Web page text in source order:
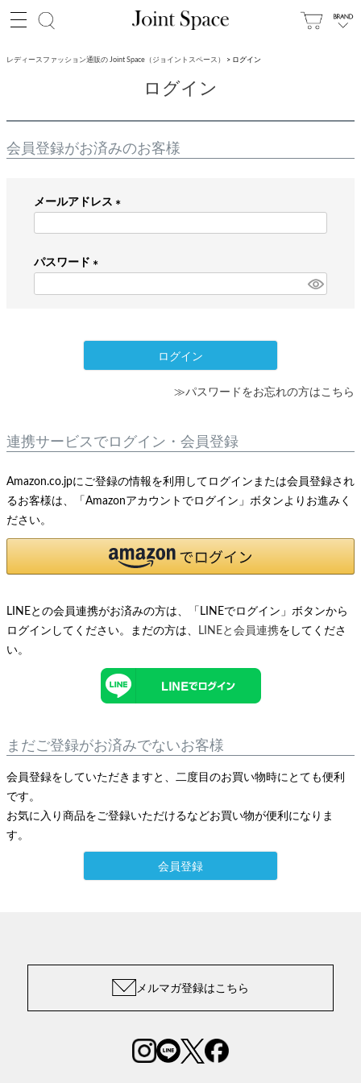
レディースファッション通販の Joint Space（ジョイントスペース） ログイン
ログイン
会員登録がお済みのお客様
メールアドレス
パスワード
ログイン
≫パスワードをお忘れの方はこちら
連携サービスでログイン・会員登録
Amazon.co.jpにご登録の情報を利用してログインまたは会員登録され
るお客様は、「Amazonアカウントでログイン」ボタンよりお進みく
ださい。
LINEとの会員連携がお済みの方は、「LINEでログイン」ボタンから
ログインしてください。まだの方は、
LINEと会員連携をしてくださ
い。
まだご登録がお済みでないお客様
会員登録をしていただきますと、二度目のお買い物時にとても便利
です。
お気に入り商品をご登録いただけるなどお買い物が便利になりま
す。
会員登録
メルマガ登録はこちら